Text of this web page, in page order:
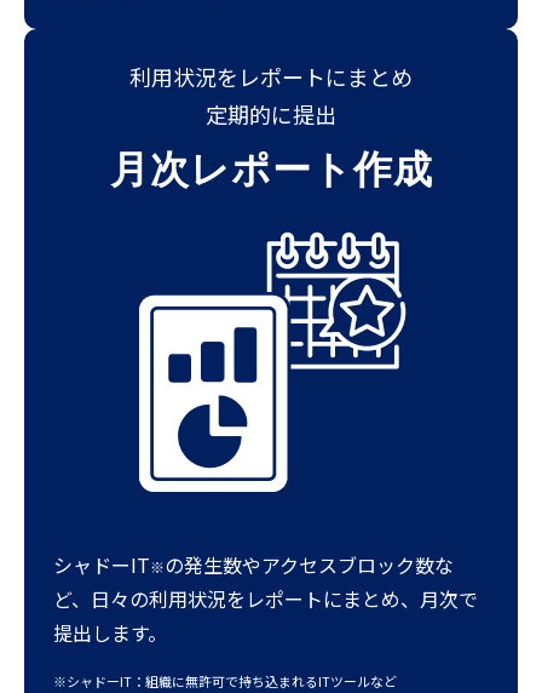
利用状況をレポートにまとめ
定期的に提出
月次レポート作成
シャドーIT※の発生数やアクセスブロック数な
ど、日々の利用状況をレポートにまとめ、月次で
提出します。
※シャドーIT：組織に無許可で持ち込まれるITツールなど